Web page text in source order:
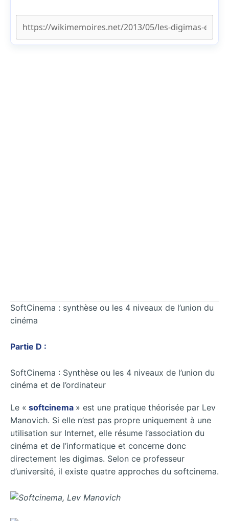
SoftCinema : synthèse ou les 4 niveaux de l’union du
cinéma
Partie D :
SoftCinema : Synthèse ou les 4 niveaux de l’union du
cinéma et de l’ordinateur
Le « softcinema » est une pratique théorisée par Lev
Manovich. Si elle n’est pas propre uniquement à une
utilisation sur Internet, elle résume l’association du
cinéma et de l’informatique et concerne donc
directement les digimas. Selon ce professeur
d’université, il existe quatre approches du softcinema.